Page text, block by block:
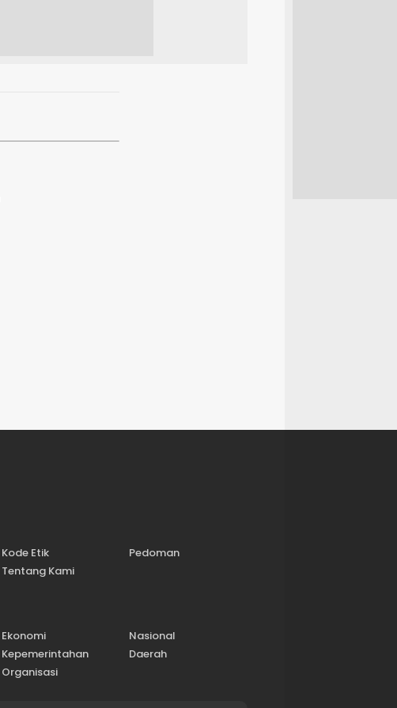
Kode Etik
Pedoman
Tentang Kami
Ekonomi
Nasional
Kepemerintahan
Daerah
Organisasi